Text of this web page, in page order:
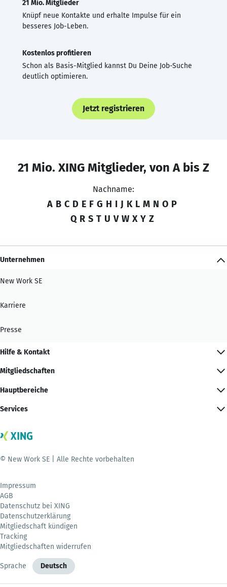
21 Mio. Mitglieder
Knüpf neue Kontakte und erhalte Impulse für ein
besseres Job-Leben.
Kostenlos profitieren
Schon als Basis-Mitglied kannst Du Deine Job-Suche
deutlich optimieren.
Jetzt registrieren
21 Mio. XING Mitglieder, von A bis Z
Nachname:
A B C D E F G H I J K L M N O P
Q R S T U V W X Y Z
Unternehmen
New Work SE
Karriere
Presse
Hilfe & Kontakt
Mitgliedschaften
Hauptbereiche
Services
© New Work SE | Alle Rechte vorbehalten
Impressum
AGB
Datenschutz bei XING
Datenschutzerklärung
Mitgliedschaft kündigen
Tracking
Mitgliedschaften widerrufen
Sprache Deutsch